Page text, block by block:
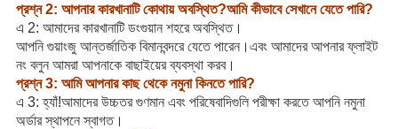
প্রশ্ন 2: আপনার কারখানাটি কোথায় অবস্থিত?আমি কীভাবে সেখানে যেতে পারি?
এ 2: আমাদের কারখানাটি ডংগুয়ান শহরে অবস্থিত।
আপনি গুয়াংজু আন্তর্জাতিক বিমানবন্দরে যেতে পারেন।এবং আমাদের আপনার ফ্লাইট
নং বলুন আমরা আপনাকে বাছাইয়ের ব্যবস্থা করব।
প্রশ্ন 3: আমি আপনার কাছ থেকে নমুনা কিনতে পারি?
এ 3: হ্যাঁ!আমাদের উচ্চতর গুণমান এবং পরিষেবাদিগুলি পরীক্ষা করতে আপনি নমুনা
অর্ডার স্থাপনে স্বাগত।